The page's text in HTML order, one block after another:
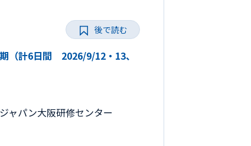
（計6日間 2026/9/12・13、
ャパン大阪研修センター
後で読む